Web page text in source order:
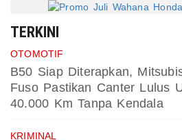
TERKINI
OTOMOTIF
B50 Siap Diterapkan,
Fuso Pastikan Canter Lulus
40.000 Km Tanpa Kendala
KRIMINAL